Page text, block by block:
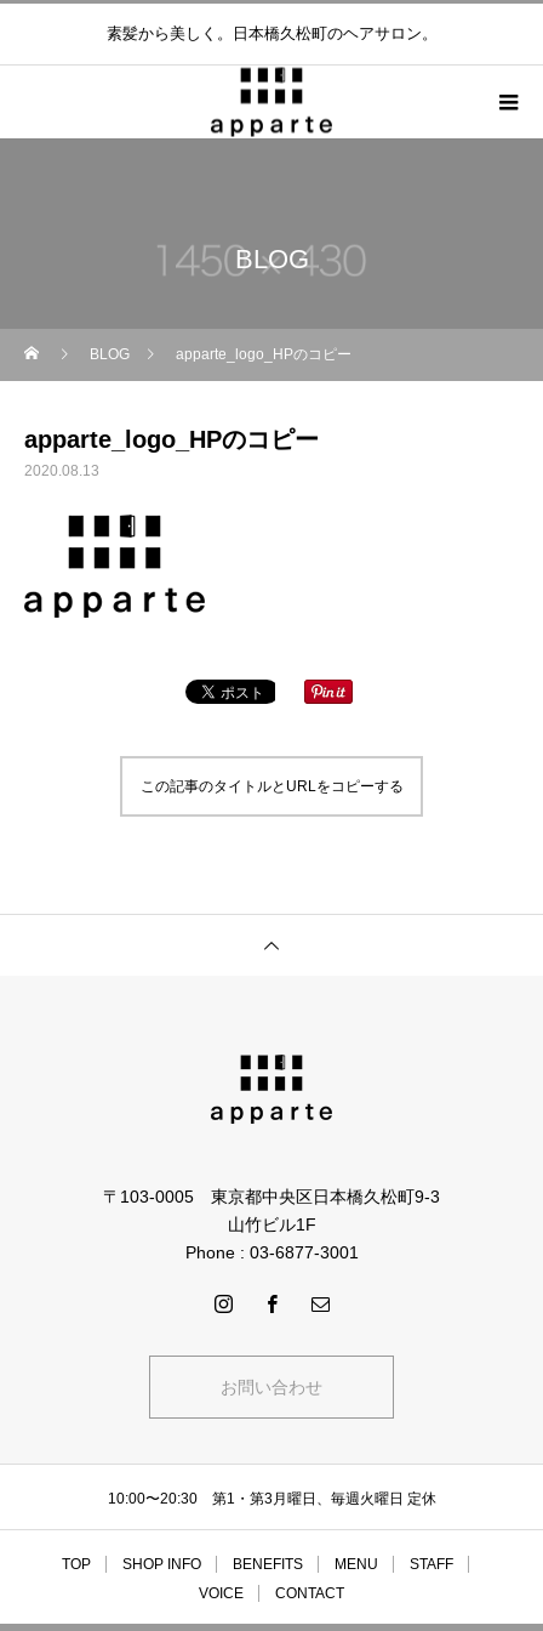
素髪から美しく。日本橋久松町のヘアサロン。
BLOG
BLOG apparte_logo_HPのコピー
apparte_logo_HPのコピー
2020.08.13
この記事のタイトルとURLをコピーする
〒103-0005 東京都中央区日本橋久松町9-3
山竹ビル1F
Phone : 03-6877-3001
お問い合わせ
10:00〜20:30 第1・第3月曜日、毎週火曜日 定休
TOP SHOP INFO BENEFITS MENU
STAFF
VOICE
CONTACT